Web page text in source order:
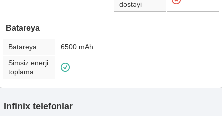
dəstəyi
Batareya
Batareya 6500 mAh
Simsiz enerji
toplama
Infinix telefonlar